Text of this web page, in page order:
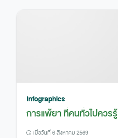
Infographics
การแพ้ยา ที่คนทั่วไปควรรู้
เมื่อวันที่ 6 สิงหาคม 2569